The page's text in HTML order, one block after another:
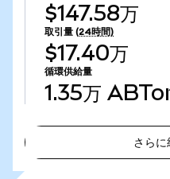
$147.58万
取引量 (24時間)
$17.40万
循環供給量
1.35万
さらに